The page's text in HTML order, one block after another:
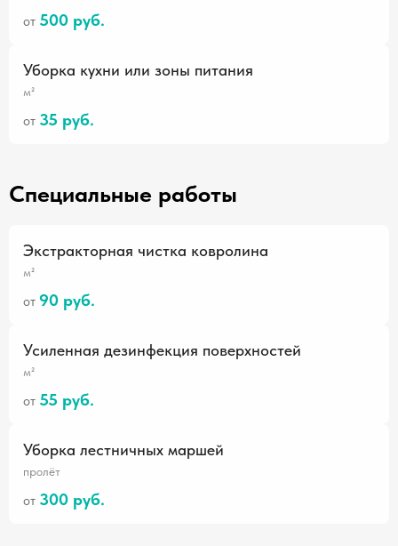
от 500 руб.
Уборка кухни или зоны питания
м²
от 35 руб.
Специальные работы
Экстракторная чистка ковролина
м²
от 90 руб.
Усиленная дезинфекция поверхностей
м²
от 55 руб.
Уборка лестничных маршей
пролёт
от 300 руб.